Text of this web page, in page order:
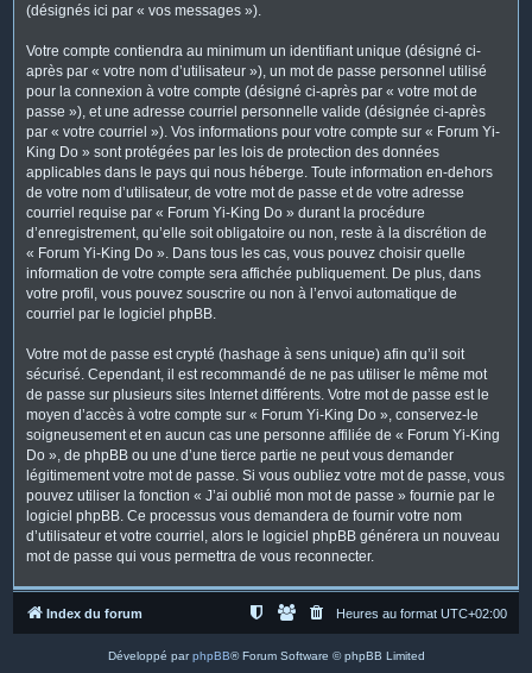
(désignés ici par « vos messages »).
Votre compte contiendra au minimum un identifiant unique (désigné ci-
après par « votre nom d’utilisateur »), un mot de passe personnel utilisé
pour la connexion à votre compte (désigné ci-après par « votre mot de
passe »), et une adresse courriel personnelle valide (désignée ci-après
par « votre courriel »). Vos informations pour votre compte sur « Forum Yi-
King Do » sont protégées par les lois de protection des données
applicables dans le pays qui nous héberge. Toute information en-dehors
de votre nom d’utilisateur, de votre mot de passe et de votre adresse
courriel requise par « Forum Yi-King Do » durant la procédure
d’enregistrement, qu’elle soit obligatoire ou non, reste à la discrétion de
« Forum Yi-King Do ». Dans tous les cas, vous pouvez choisir quelle
information de votre compte sera affichée publiquement. De plus, dans
votre profil, vous pouvez souscrire ou non à l’envoi automatique de
courriel par le logiciel phpBB.
Votre mot de passe est crypté (hashage à sens unique) afin qu’il soit
sécurisé. Cependant, il est recommandé de ne pas utiliser le même mot
de passe sur plusieurs sites Internet différents. Votre mot de passe est le
moyen d’accès à votre compte sur « Forum Yi-King Do », conservez-le
soigneusement et en aucun cas une personne affiliée de « Forum Yi-King
Do », de phpBB ou une d’une tierce partie ne peut vous demander
légitimement votre mot de passe. Si vous oubliez votre mot de passe, vous
pouvez utiliser la fonction « J’ai oublié mon mot de passe » fournie par le
logiciel phpBB. Ce processus vous demandera de fournir votre nom
d’utilisateur et votre courriel, alors le logiciel phpBB générera un nouveau
mot de passe qui vous permettra de vous reconnecter.
Index du forum Heures au format UTC+02:00
Développé parphpBB® Forum Software © phpBB Limited